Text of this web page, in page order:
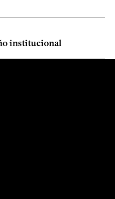
institucional